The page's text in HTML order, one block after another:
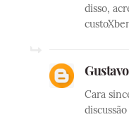
disso,
Cara